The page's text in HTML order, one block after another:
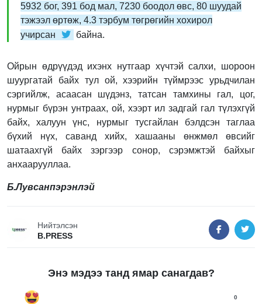
5932 бог, 391 бод мал, 7230 боодол өвс, 80 шуудай
тэжээл өртөж, 4.3 тэрбум төгрөгийн хохирол
учирсан
байна.
Ойрын өдрүүдэд ихэнх нутгаар хүчтэй салхи, шороон
шуургатай байх тул ой, хээрийн түймрээс урьдчилан
сэргийлж, асаасан шүдэнз, татсан тамхины гал, цог,
нурмыг бүрэн унтраах, ой, хээрт ил задгай гал түлэхгүй
байх, халуун үнс, нурмыг тусгайлан бэлдсэн таглаа
бүхий нүх, саванд хийх, хашааны өнжмөл өвсийг
шатаахгүй байх зэргээр сонор, сэрэмжтэй байхыг
анхаарууллаа.
Б.Лувсанпэрэнлэй
Нийтэлсэн
B.PRESS
Энэ мэдээ танд ямар санагдав?
0